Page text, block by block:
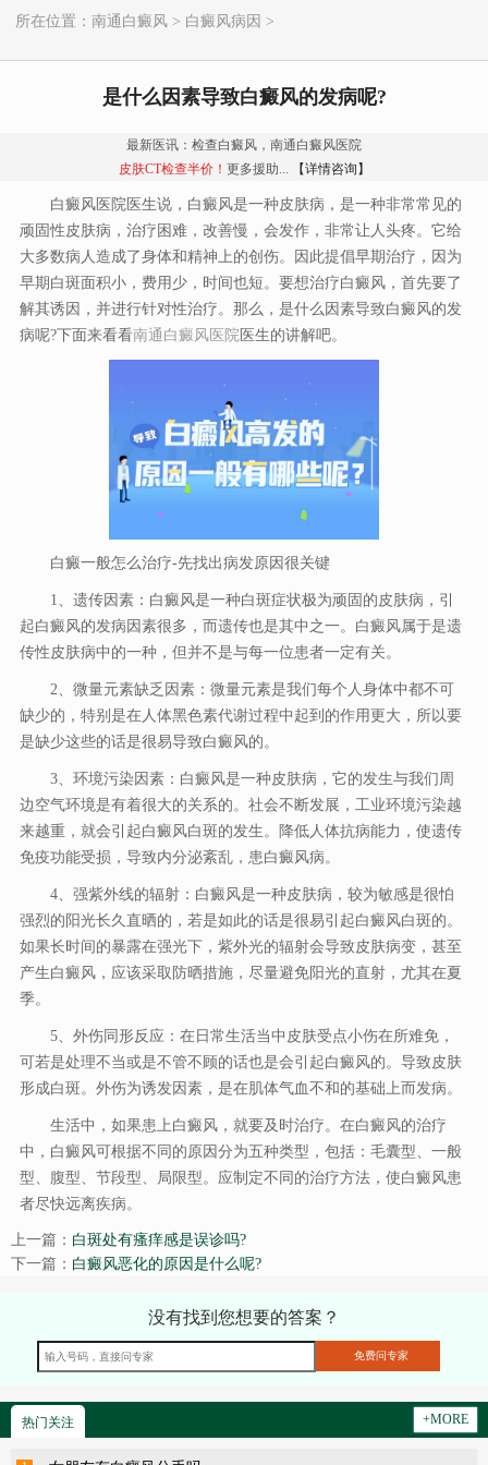
所在位置： 南通白癜风 > 白癜风病因 >
是什么因素导致白癜风的发病呢?
最新医讯：检查白癜风，南通白癜风医院
皮肤CT检查半价！ 更多援助... 【详情咨询】
白癜风医院医生说，白癜风是一种皮肤病，是一种非常常见的
顽固性皮肤病，治疗困难，改善慢，会发作，非常让人头疼。它给
大多数病人造成了身体和精神上的创伤。因此提倡早期治疗，因为
早期白斑面积小，费用少，时间也短。要想治疗白癜风，首先要了
解其诱因，并进行针对性治疗。那么，是什么因素导致白癜风的发
病呢?下面来看看南通白癜风医院医生的讲解吧。
白癜一般怎么治疗-先找出病发原因很关键
1、遗传因素：白癜风是一种白斑症状极为顽固的皮肤病，引
起白癜风的发病因素很多，而遗传也是其中之一。白癜风属于是遗
传性皮肤病中的一种，但并不是与每一位患者一定有关。
2、微量元素缺乏因素：微量元素是我们每个人身体中都不可
缺少的，特别是在人体黑色素代谢过程中起到的作用更大，所以要
是缺少这些的话是很易导致白癜风的。
3、环境污染因素：白癜风是一种皮肤病，它的发生与我们周
边空气环境是有着很大的关系的。社会不断发展，工业环境污染越
来越重，就会引起白癜风白斑的发生。降低人体抗病能力，使遗传
免疫功能受损，导致内分泌紊乱，患白癜风病。
4、强紫外线的辐射：白癜风是一种皮肤病，较为敏感是很怕
强烈的阳光长久直晒的，若是如此的话是很易引起白癜风白斑的。
如果长时间的暴露在强光下，紫外光的辐射会导致皮肤病变，甚至
产生白癜风，应该采取防晒措施，尽量避免阳光的直射，尤其在夏
季。
5、外伤同形反应：在日常生活当中皮肤受点小伤在所难免，
可若是处理不当或是不管不顾的话也是会引起白癜风的。导致皮肤
形成白斑。外伤为诱发因素，是在肌体气血不和的基础上而发病。
生活中，如果患上白癜风，就要及时治疗。在白癜风的治疗
中，白癜风可根据不同的原因分为五种类型，包括：毛囊型、一般
型、腹型、节段型、局限型。应制定不同的治疗方法，使白癜风患
者尽快远离疾病。
上一篇： 白斑处有瘙痒感是误诊吗?
下一篇： 白癜风恶化的原因是什么呢?
没有找到您想要的答案？
热门关注 +MORE